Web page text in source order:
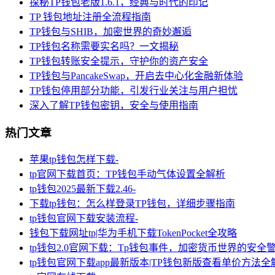
探秘TP钱包老版1.6.1，经典与时代的印记
TP 钱包地址注册全流程指南
TP钱包与SHIB，加密世界的奇妙邂逅
TP钱包名称需要实名吗？一文揭秘
TP钱包转账安全提示，守护你的资产安全
TP钱包与PancakeSwap，开启去中心化金融新体验
TP钱包停用部分功能，引发行业关注与用户担忧
深入了解TP钱包密钥，安全与使用指南
热门文章
苹果tp钱包怎样下载-
tp官网下载首页：TP钱包手动气体设置全解析
tp钱包2025最新下载2.46-
下载tp钱包：怎么样登录TP钱包，详细步骤指南
tp钱包官网下载安装流程-
钱包下载网址tp|华为手机下载TokenPocket全攻略
tp钱包2.0官网下载：Tp钱包事件，加密货币世界的安全
tp钱包官网下载app最新版本|TP钱包新版查看单价方法全